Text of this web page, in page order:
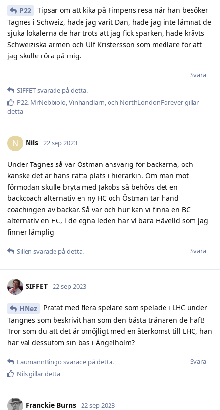
P22
Tipsar om att kika på Fimpens resa när han besöker
Tagnes i Schweiz, hade jag varit Dan, hade jag inte lämnat de
sjuka lokalerna de har trots att jag fick sparken, hade krävts
Schweiziska armen och Ulf Kristersson som medlare för att
jag skulle röra på mig.
Svara
SIFFETsvarade på detta.
P22, MrNebbiolo,Vinhandlarn, och NorthLondonForevergillar
detta
N Nils 22 sep 2023
Under Tagnes så var Östman ansvarig för backarna, och
kanske det är hans rätta plats i hierarkin. Om man mot
förmodan skulle bryta med Jakobs så behövs det en
backcoach alternativ en ny HC och Östman tar hand
coachingen av backar. Så var och hur kan vi finna en BC
alternativ en HC, i de egna leden har vi bara Hävelid som jag
finner lämplig.
Svara
Sillen svarade på detta.
SIFFET 22 sep 2023
HNez
Pratat med flera spelare som spelade i LHC under
Tangnes som beskrivit han som den bästa tränaren de haft!
Tror som du att det är omöjligt med en återkomst till LHC, han
har väl dessutom sin bas i Ängelholm?
Svara
LaumannBingo svarade på detta.
Nilsgillar detta
Franckie Burns 22 sep 2023